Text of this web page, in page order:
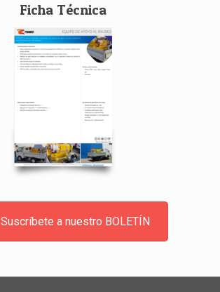
Ficha Técnica
Suscríbete a nuestro BOLETÍN